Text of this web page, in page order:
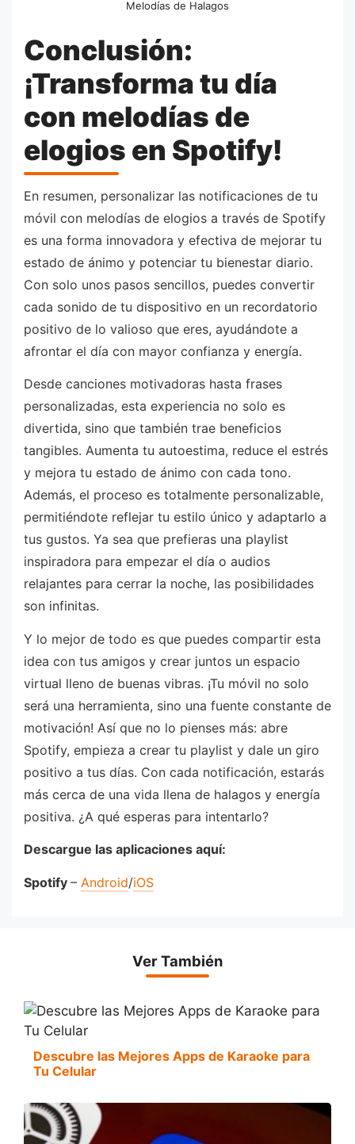
Melodías de Halagos
Conclusión:
¡Transforma tu día
con melodías de
elogios en Spotify!
En resumen, personalizar las notificaciones de tu
móvil con melodías de elogios a través de Spotify
es una forma innovadora y efectiva de mejorar tu
estado de ánimo y potenciar tu bienestar diario.
Con solo unos pasos sencillos, puedes convertir
cada sonido de tu dispositivo en un recordatorio
positivo de lo valioso que eres, ayudándote a
afrontar el día con mayor confianza y energía.
Desde canciones motivadoras hasta frases
personalizadas, esta experiencia no solo es
divertida, sino que también trae beneficios
tangibles. Aumenta tu autoestima, reduce el estrés
y mejora tu estado de ánimo con cada tono.
Además, el proceso es totalmente personalizable,
permitiéndote reflejar tu estilo único y adaptarlo a
tus gustos. Ya sea que prefieras una playlist
inspiradora para empezar el día o audios
relajantes para cerrar la noche, las posibilidades
son infinitas.
Y lo mejor de todo es que puedes compartir esta
idea con tus amigos y crear juntos un espacio
virtual lleno de buenas vibras. ¡Tu móvil no solo
será una herramienta, sino una fuente constante de
motivación! Así que no lo pienses más: abre
Spotify, empieza a crear tu playlist y dale un giro
positivo a tus días. Con cada notificación, estarás
más cerca de una vida llena de halagos y energía
positiva. ¿A qué esperas para intentarlo?
Descargue las aplicaciones aquí:
Spotify – Android/iOS
Ver También
Descubre las Mejores Apps de Karaoke para
Tu Celular